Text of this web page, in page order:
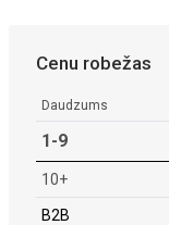
Cenu robežas
Daudzums
1-9
10+
B2B